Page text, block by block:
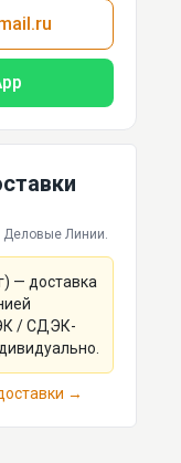
Деловые Линии.
— доставка
/ СДЭК-
→